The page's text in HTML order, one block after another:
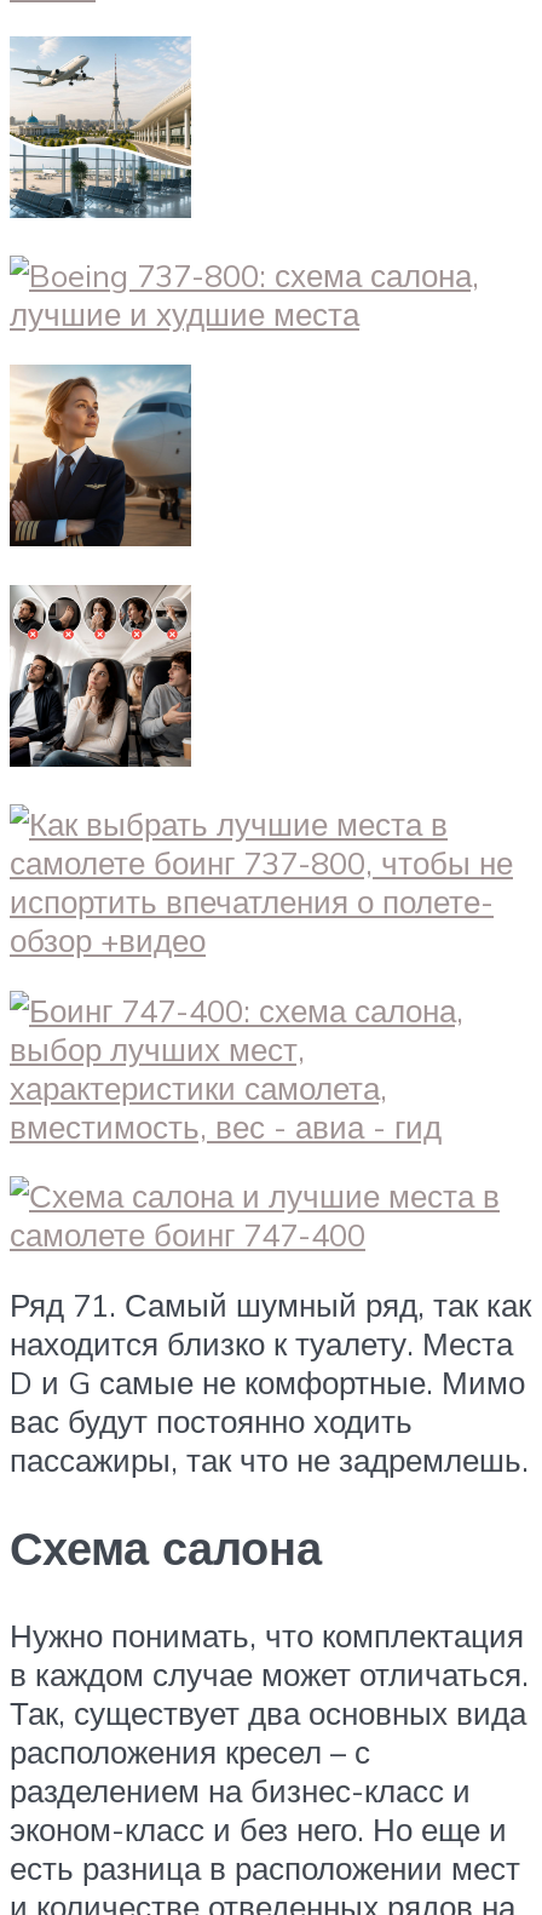
Ряд 71. Самый шумный ряд, так как
находится близко к туалету. Места
D и G самые не комфортные. Мимо
вас будут постоянно ходить
пассажиры, так что не задремлешь.
Схема салона
Нужно понимать, что комплектация
в каждом случае может отличаться.
Так, существует два основных вида
расположения кресел – с
разделением на бизнес-класс и
эконом-класс и без него. Но еще и
есть разница в расположении мест
и количестве отведенных рядов на